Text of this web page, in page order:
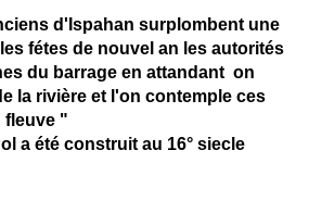
d'Ispahan surplombent une
fétes de nouvel an les autorités
du barrage en attandant on
la rivière et l'on contemple ces
fleuve "
a été construit au 16° siecle